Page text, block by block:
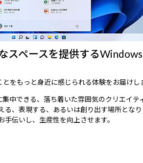
スペースを提供する
をもっと身近に感じられる体験をお届けし
中できる、落ち着いた雰囲気のクリエイ
る、表現する、あるいは創り出す場所とな
伝いし、生産性を向上させます。